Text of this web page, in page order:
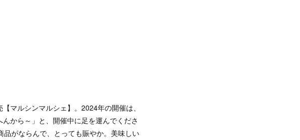
マルシンマルシェ】。2024年の開催は、
から～」と、開催中に足を運んでくださ
がならんで、とっても賑やか。美味しい